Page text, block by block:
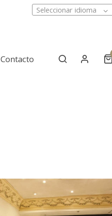
Seleccionar idioma
Contacto